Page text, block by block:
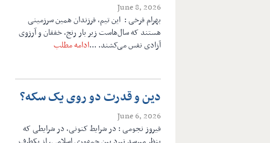
June 8, 2026
بهرام فرخی : این تیم، فرزندان همین سرزمینی
هستند که سال‌هاست زیر بار رنج، خفقان و آرزوی
آزادی نفس می‌کشند. ...ادامه مطلب
دین و قدرت دو روی یک سکه؟
June 6, 2026
فیروز نجومی : در شرایط کنونی، در شرایطی که